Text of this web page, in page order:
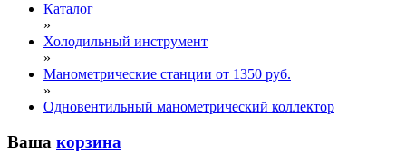
Каталог
»
Холодильный инструмент
»
Манометрические станции от 1350 руб.
»
Одновентильный манометрический коллектор
Ваша корзина